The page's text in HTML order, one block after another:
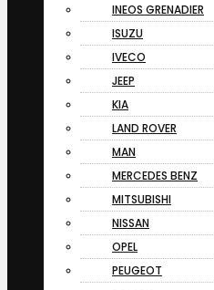
INEOS GRENADIER
ISUZU
IVECO
JEEP
KIA
LAND ROVER
MAN
MERCEDES BENZ
MITSUBISHI
NISSAN
OPEL
PEUGEOT